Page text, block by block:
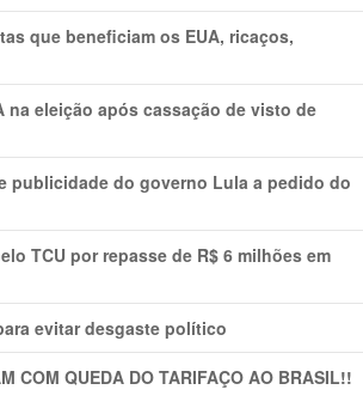
que beneficiam os EUA, ricaços,
na eleição após cassação de visto de
publicidade do governo Lula a pedido do
TCU por repasse de R$ 6 milhões em
evitar desgaste político
COM QUEDA DO TARIFAÇO AO BRASIL!!